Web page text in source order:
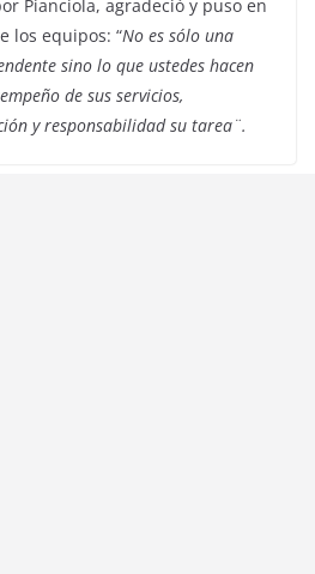
Pianciola, agradeció y puso en
los equipos: “No es sólo una
sino lo que ustedes hacen
de sus servicios,
y responsabilidad su tarea¨.